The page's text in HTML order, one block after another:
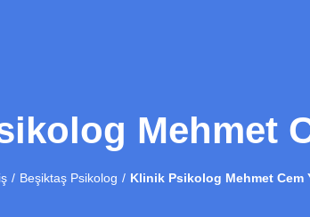
Mehmet
Beşiktaş Psikolog Klinik Psikolog Mehmet Cem